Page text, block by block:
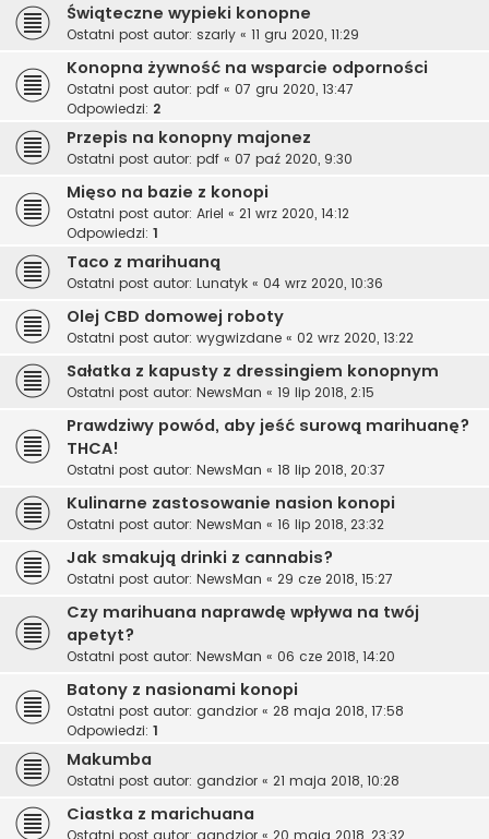
Świąteczne wypieki konopne
Ostatni post autor: szarly « 11 gru 2020, 11:29
Konopna żywność na wsparcie odporności
Ostatni post autor: pdf « 07 gru 2020, 13:47
Odpowiedzi: 2
Przepis na konopny majonez
Ostatni post autor: pdf « 07 paź 2020, 9:30
Mięso na bazie z konopi
Ostatni post autor: Ariel « 21 wrz 2020, 14:12
Odpowiedzi: 1
Taco z marihuaną
Ostatni post autor: Lunatyk « 04 wrz 2020, 10:36
Olej CBD domowej roboty
Ostatni post autor: wygwizdane « 02 wrz 2020, 13:22
Sałatka z kapusty z dressingiem konopnym
Ostatni post autor: NewsMan « 19 lip 2018, 2:15
Prawdziwy powód, aby jeść surową marihuanę?
THCA!
Ostatni post autor: NewsMan « 18 lip 2018, 20:37
Kulinarne zastosowanie nasion konopi
Ostatni post autor: NewsMan « 16 lip 2018, 23:32
Jak smakują drinki z cannabis?
Ostatni post autor: NewsMan « 29 cze 2018, 15:27
Czy marihuana naprawdę wpływa na twój
apetyt?
Ostatni post autor: NewsMan « 06 cze 2018, 14:20
Batony z nasionami konopi
Ostatni post autor: gandzior « 28 maja 2018, 17:58
Odpowiedzi: 1
Makumba
Ostatni post autor: gandzior « 21 maja 2018, 10:28
Ciastka z marichuana
Ostatni post autor: gandzior « 20 maja 2018, 23:32